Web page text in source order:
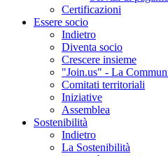
Certificazioni
Essere socio
Indietro
Diventa socio
Crescere insieme
"Join.us" - La
Comitati territoriali
Iniziative
Assemblea
Sostenibilità
Indietro
La Sostenibilità